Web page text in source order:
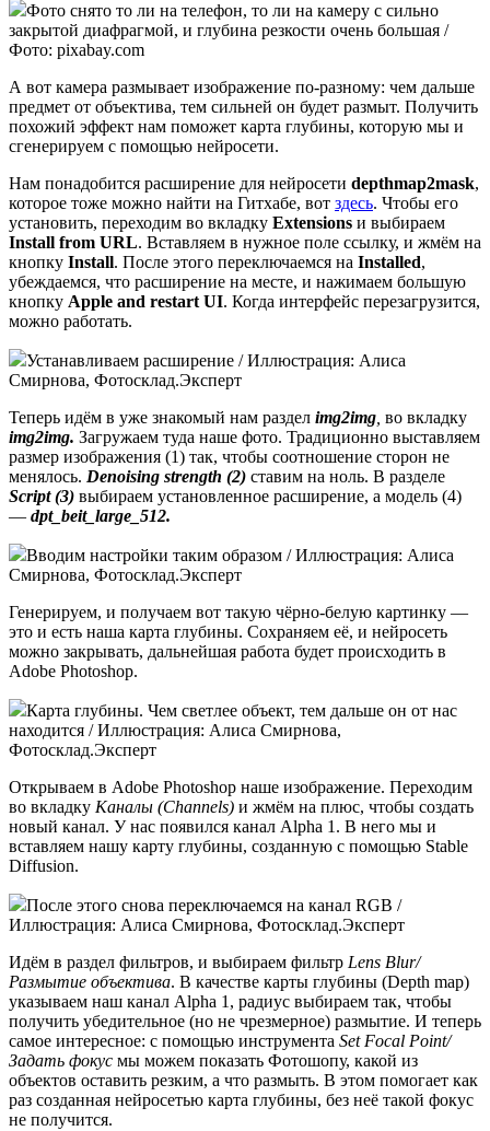
Фото снято то ли на телефон, то ли на камеру с сильно
закрытой диафрагмой, и глубина резкости очень большая /
Фото: pixabay.com
А вот камера размывает изображение по-разному: чем дальше
предмет от объектива, тем сильней он будет размыт. Получить
похожий эффект нам поможет карта глубины, которую мы и
сгенерируем с помощью нейросети.
Нам понадобится расширение для нейросети depthmap2mask,
которое тоже можно найти на Гитхабе, вот здесь. Чтобы его
установить, переходим во вкладку Extensions и выбираем
Install from URL. Вставляем в нужное поле ссылку, и жмём на
кнопку Install. После этого переключаемся на Installed,
убеждаемся, что расширение на месте, и нажимаем большую
кнопку Apple and restart UI. Когда интерфейс перезагрузится,
можно работать.
Устанавливаем расширение / Иллюстрация: Алиса
Смирнова, Фотосклад.Эксперт
Теперь идём в уже знакомый нам раздел img2img во вкладку
img2img. Загружаем туда наше фото. Традиционно выставляем
размер изображения (1) так, чтобы соотношение сторон не
менялось. Denoising strength (2) ставим на ноль. В разделе
Script (3) выбираем установленное расширение, а модель (4)
— dpt_beit_large_512.
Вводим настройки таким образом / Иллюстрация: Алиса
Смирнова, Фотосклад.Эксперт
Генерируем, и получаем вот такую чёрно-белую картинку —
это и есть наша карта глубины. Сохраняем её, и нейросеть
можно закрывать, дальнейшая работа будет происходить в
Adobe Photoshop.
Карта глубины. Чем светлее объект, тем дальше он от нас
находится / Иллюстрация: Алиса Смирнова,
Фотосклад.Эксперт
Открываем в Adobe Photoshop наше изображение. Переходим
во вкладку Каналы (Channels) и жмём на плюс, чтобы создать
новый канал. У нас появился канал Alpha 1. В него мы и
вставляем нашу карту глубины, созданную с помощью Stable
Diffusion.
После этого снова переключаемся на канал RGB /
Иллюстрация: Алиса Смирнова, Фотосклад.Эксперт
Идём в раздел фильтров, и выбираем фильтр Lens Blur/
Размытие объектива. В качестве карты глубины (Depth map)
указываем наш канал Alpha 1, радиус выбираем так, чтобы
получить убедительное (но не чрезмерное) размытие. И теперь
самое интересное: с помощью инструмента Set Focal Point/
Задать фокус мы можем показать Фотошопу, какой из
объектов оставить резким, а что размыть. В этом помогает как
раз созданная нейросетью карта глубины, без неё такой фокус
не получится.